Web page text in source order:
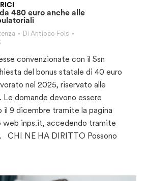
480 euro anche alle
Di Antioco Fois
convenzionate con il Ssn
del bonus statale di 40 euro
nel 2025, riservato alle
domande devono essere
il 9 dicembre tramite la pagina
web inps.it, accedendo tramite
CHI NE HA DIRITTO Possono